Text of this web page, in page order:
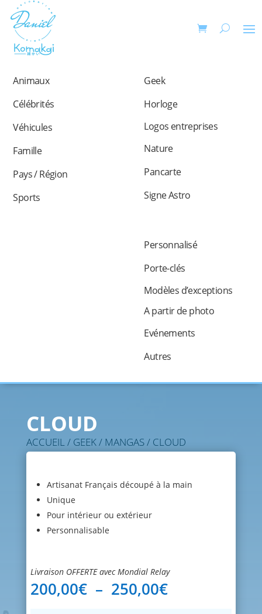
Animaux
Célébrités
Véhicules
Famille
Pays / Région
Sports
Geek
Horloge
Logos entreprises
Nature
Pancarte
Signe Astro
Personnalisé
Porte-clés
Modèles d’exceptions
A partir de photo
Evénements
Autres
CLOUD
ACCUEIL/ GEEK/ MANGAS/ CLOUD
Artisanat Français découpé à la main
Unique
Pour intérieur ou extérieur
Personnalisable
Livraison OFFERTE avec Mondial Relay
200,00€ – 250,00€Plage
de